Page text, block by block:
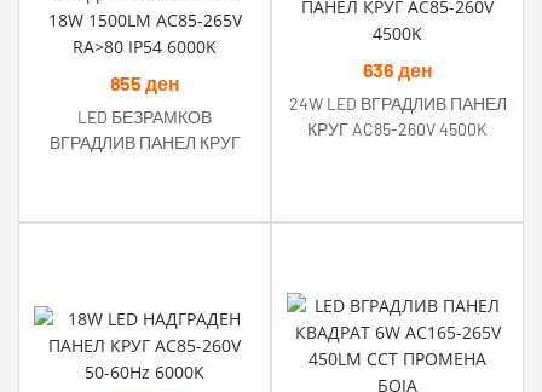
855 ден
LED БЕЗРАМКОВ
ВГРАДЛИВ ПАНЕЛ КРУГ
636 ден
24W LED ВГРАДЛИВ ПАНЕЛ
КРУГ AC85-260V 4500K